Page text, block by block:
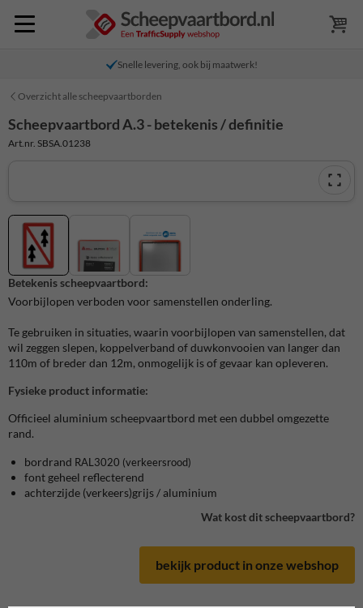
Snelle levering, ook bij maatwerk!
Overzicht alle scheepvaartborden
Scheepvaartbord A.3 - betekenis / definitie
Art.nr. SBSA.01238
Betekenis scheepvaartbord:
Voorbijlopen verboden voor samenstellen onderling.
Te gebruiken in situaties, waarin voorbijlopen van samenstellen, dat
wil zeggen slepen, koppelverband of duwkonvooien van langer dan
110m of breder dan 12m, onmogelijk is of gevaar kan opleveren.
Fysieke product informatie:
Officieel aluminium scheepvaartbord met een dubbel omgezette
rand.
bordrand RAL3020 (verkeersrood)
font geheel reflecterend
achterzijde (verkeers)grijs / aluminium
Wat kost dit scheepvaartbord?
bekijk product in onze webshop